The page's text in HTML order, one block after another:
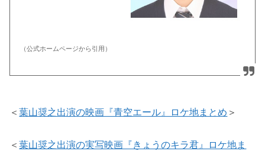
（公式ホームページから引用）
＜葉山奨之出演の映画『青空エール』ロケ地まとめ ＞
＜葉山奨之出演の実写映画『きょうのキラ君』ロケ地ま